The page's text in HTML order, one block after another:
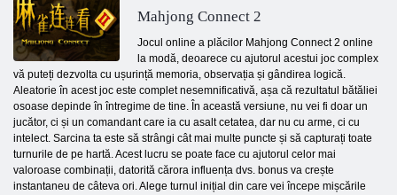
Mahjong Connect 2
Jocul online a plăcilor Mahjong Connect 2 online
la modă, deoarece cu ajutorul acestui joc complex
vă puteți dezvolta cu ușurință memoria, observația și gândirea logică.
Aleatorie în acest joc este complet nesemnificativă, așa că rezultatul bătăliei
osoase depinde în întregime de tine. În această versiune, nu vei fi doar un
jucător, ci și un comandant care ia cu asalt cetatea, dar nu cu arme, ci cu
intelect. Sarcina ta este să strângi cât mai multe puncte și să capturați toate
turnurile de pe hartă. Acest lucru se poate face cu ajutorul celor mai
valoroase combinații, datorită cărora influența dvs. bonus va crește
instantaneu de câteva ori. Alege turnul inițial din care vei începe mișcările